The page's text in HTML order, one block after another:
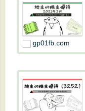
gp01fb.com